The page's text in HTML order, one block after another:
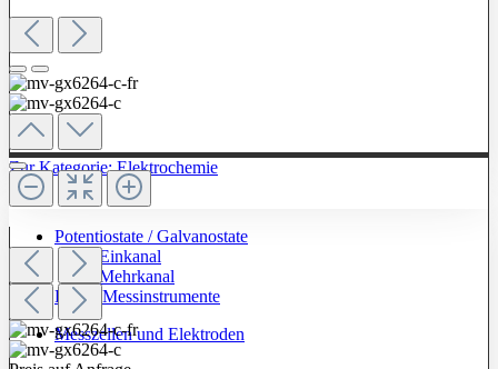
Zur Kategorie: Elektrochemie
Potentiostate / Galvanostate
Einkanal
Mehrkanal
Labor-Messinstrumente
Messzellen und Elektroden